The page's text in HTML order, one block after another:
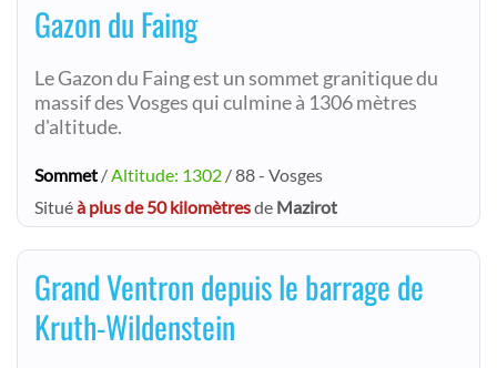
Gazon du Faing
Le Gazon du Faing est un sommet granitique du
massif des Vosges qui culmine à 1306 mètres
d'altitude.
Sommet /Altitude: 1302 / 88 - Vosges
Situéà plus de 50 kilomètresde Mazirot
Grand Ventron depuis le barrage de
Kruth-Wildenstein